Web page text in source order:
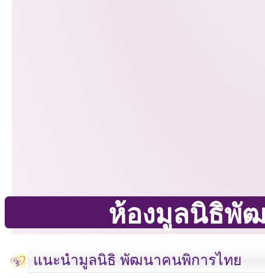
ห้องมูลนิธิพั
แนะนำมูลนิธิ พัฒนาคนพิการไทย